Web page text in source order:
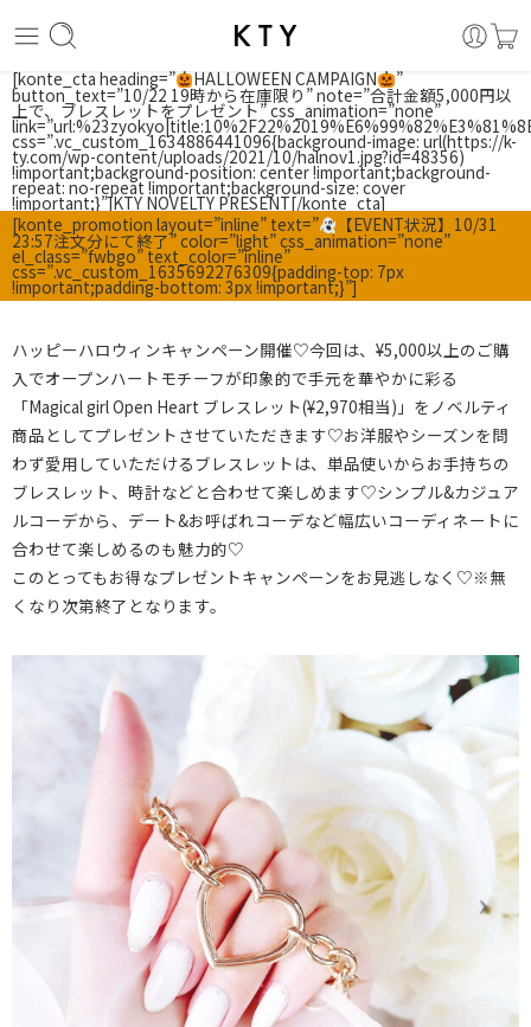
[konte_cta heading=” HALLOWEEN CAMPAIGN ”
button_text=”10/22 19時から在庫限り” note=”合計金額5,000円以
上で、ブレスレットをプレゼント” css_animation=”none”
css=”.vc_custom_1634886441096{background-image: url(https://k-
ty.com/wp-content/uploads/2021/10/halnov1.jpg?id=48356)
!important;background-position: center !important;background-
repeat: no-repeat !important;background-size: cover
!important;}”]KTY NOVELTY PRESENT[/konte_cta]
[konte_promotion layout=”inline” text=”
【EVENT状況】10/31
23:57注文分にて終了” color=”light” css_animation=”none”
el_class=”fwbgo” text_color=”inline”
css=”.vc_custom_1635692276309{padding-top: 7px
!important;padding-bottom: 3px !important;}”]
ハッピーハロウィンキャンペーン開催♡今回は、¥5,000以上のご購
入でオープンハートモチーフが印象的で手元を華やかに彩る
「Magical girl Open Heart ブレスレット(¥2,970相当)」をノベルティ
商品としてプレゼントさせていただきます♡お洋服やシーズンを問
わず愛用していただけるブレスレットは、単品使いからお手持ちの
ブレスレット、時計などと合わせて楽しめます♡シンプル&カジュア
ルコーデから、デート&お呼ばれコーデなど幅広いコーディネートに
合わせて楽しめるのも魅力的♡
このとってもお得なプレゼントキャンペーンをお見逃しなく♡※無
くなり次第終了となります。